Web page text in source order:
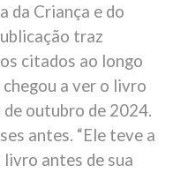
da Criança e do
traz
citados ao longo
a ver o livro
outubro de 2024.
antes. “Ele teve a
antes de sua